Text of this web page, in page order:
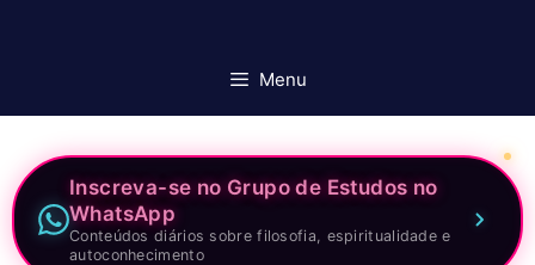
Menu
Inscreva-se no Grupo de Estudos no
WhatsApp
Conteúdos diários sobre filosofia, espiritualidade e
autoconhecimento